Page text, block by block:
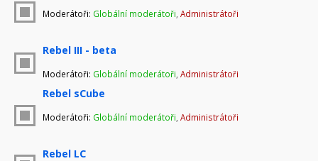
Moderátoři: Globální moderátoři Administrátoři
Rebel III - beta
Moderátoři: Globální moderátoři Administrátoři
Rebel sCube
Moderátoři: Globální moderátoři Administrátoři
Rebel LC